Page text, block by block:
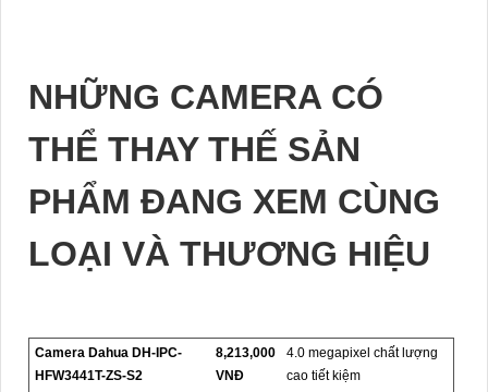
NHỮNG CAMERA CÓ
THỂ THAY THẾ SẢN
PHẨM ĐANG XEM CÙNG
LOẠI VÀ THƯƠNG HIỆU
Camera Dahua DH-IPC-
HFW3441T-ZS-S2
8,213,000
VNĐ
4.0 megapixel chất lượng
cao tiết kiệm